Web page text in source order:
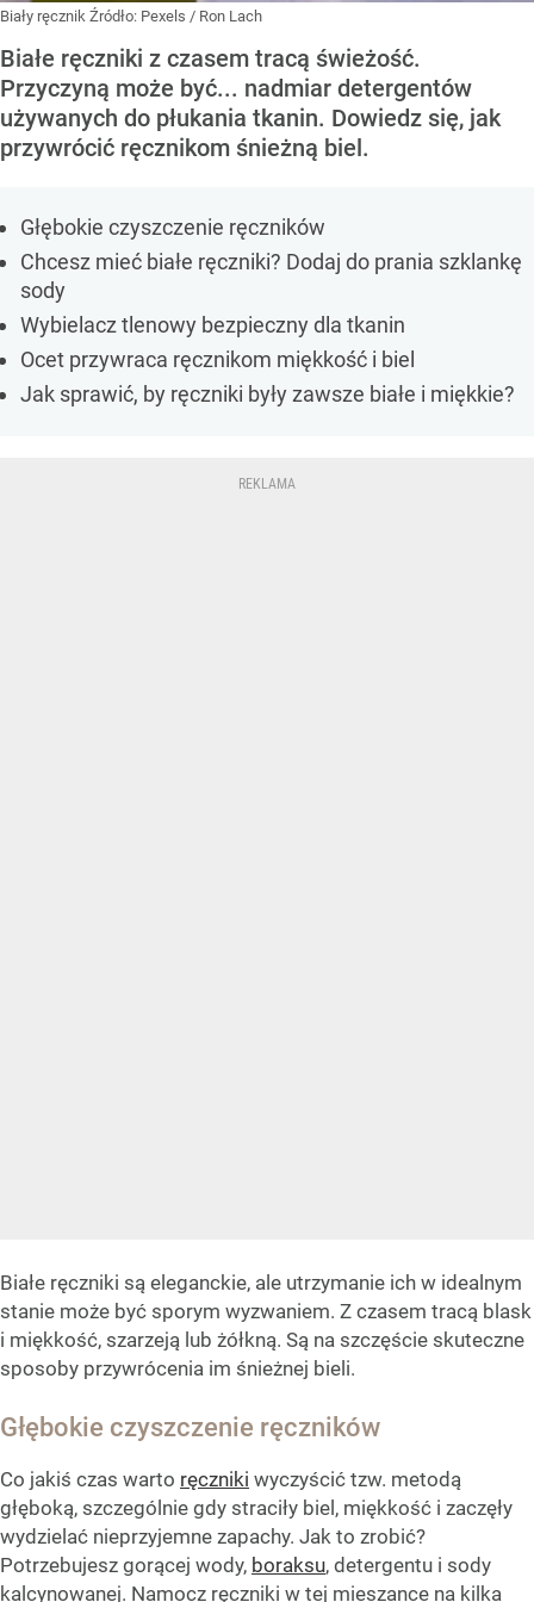
Biały ręcznik Źródło: Pexels / Ron Lach
Białe ręczniki z czasem tracą świeżość.
Przyczyną może być... nadmiar detergentów
używanych do płukania tkanin. Dowiedz się, jak
przywrócić ręcznikom śnieżną biel.
Głębokie czyszczenie ręczników
Chcesz mieć białe ręczniki? Dodaj do prania szklankę
sody
Wybielacz tlenowy bezpieczny dla tkanin
Ocet przywraca ręcznikom miękkość i biel
Jak sprawić, by ręczniki były zawsze białe i miękkie?
Białe ręczniki są eleganckie, ale utrzymanie ich w idealnym
stanie może być sporym wyzwaniem. Z czasem tracą blask
i miękkość, szarzeją lub żółkną. Są na szczęście skuteczne
sposoby przywrócenia im śnieżnej bieli.
Głębokie czyszczenie ręczników
Co jakiś czas warto ręczniki wyczyścić tzw. metodą
głęboką, szczególnie gdy straciły biel, miękkość i zaczęły
wydzielać nieprzyjemne zapachy. Jak to zrobić?
Potrzebujesz gorącej wody, boraksu, detergentu i sody
kalcynowanej. Namocz ręczniki w tej mieszance na kilka